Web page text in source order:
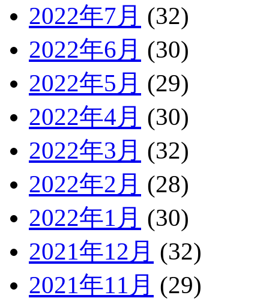
2022年7月 (32)
2022年6月 (30)
2022年5月 (29)
2022年4月 (30)
2022年3月 (32)
2022年2月 (28)
2022年1月 (30)
2021年12月 (32)
2021年11月 (29)